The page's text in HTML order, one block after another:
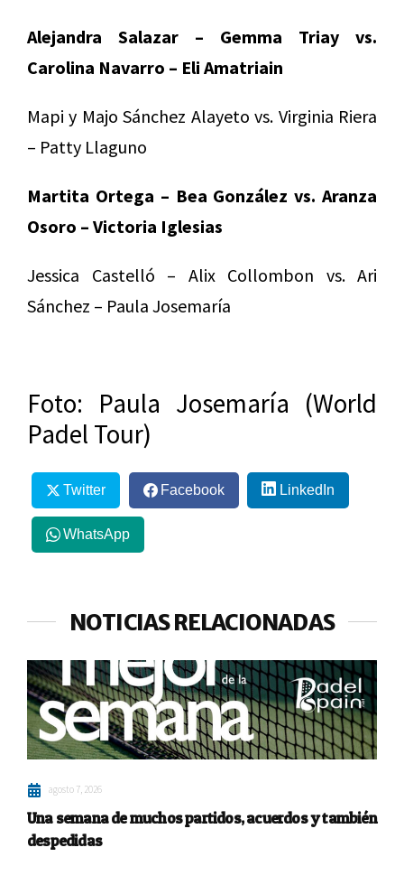
Alejandra Salazar – Gemma Triay vs.
Carolina Navarro – Eli Amatriain
Mapi y Majo Sánchez Alayeto vs. Virginia Riera
– Patty Llaguno
Martita Ortega – Bea González vs. Aranza
Osoro – Victoria Iglesias
Jessica Castelló – Alix Collombon vs. Ari
Sánchez – Paula Josemaría
Foto: Paula Josemaría (World
Padel Tour)
Twitter Facebook LinkedIn
WhatsApp
NOTICIAS RELACIONADAS
agosto 7, 2026
Una semana de muchos partidos, acuerdos y también
despedidas